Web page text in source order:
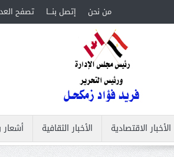
من نحن إتصل بنـــا تصفح
الأخبار الاقتصادية الأخبار الثقافية